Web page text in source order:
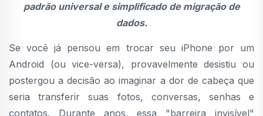
padrão universal e simplificado de migração de
dados.
Se você já pensou em trocar seu iPhone por um
Android (ou vice-versa), provavelmente desistiu ou
postergou a decisão ao imaginar a dor de cabeça que
seria transferir suas fotos, conversas, senhas e
contatos. Durante anos, essa "barreira invisível"